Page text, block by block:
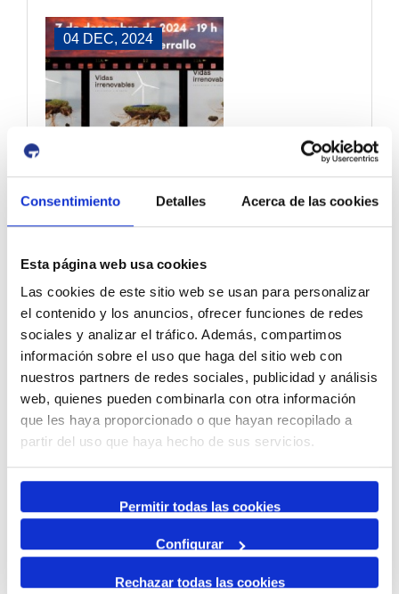
Consentimiento Detalles Acerca de las cookies
Esta página web usa cookies
Las cookies de este sitio web se usan para personalizar
el contenido y los anuncios, ofrecer funciones de redes
sociales y analizar el tráfico. Además, compartimos
información sobre el uso que haga del sitio web con
nuestros partners de redes sociales, publicidad y análisis
web, quienes pueden combinarla con otra información
que les haya proporcionado o que hayan recopilado a
partir del uso que haya hecho de sus servicios.
Permitir todas las cookies
Configurar
Rechazar todas las cookies
04 DEC, 2024
El Port de Tarragona embarca
dos iots de grans dimensions
destinació a Dubai
03 DEC, 2024